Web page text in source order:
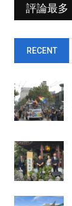
評論最多
RECENT